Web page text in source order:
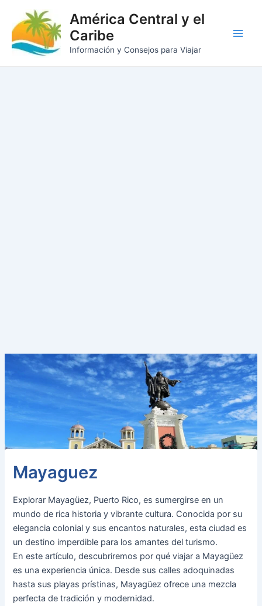
contenido
América Central y el
Caribe
Información y Consejos para Viajar
Mayaguez
Explorar Mayagüez, Puerto Rico, es sumergirse en un
mundo de rica historia y vibrante cultura. Conocida por su
elegancia colonial y sus encantos naturales, esta ciudad es
un destino imperdible para los amantes del turismo.
En este artículo, descubriremos por qué viajar a Mayagüez
es una experiencia única. Desde sus calles adoquinadas
hasta sus playas prístinas, Mayagüez ofrece una mezcla
perfecta de tradición y modernidad.